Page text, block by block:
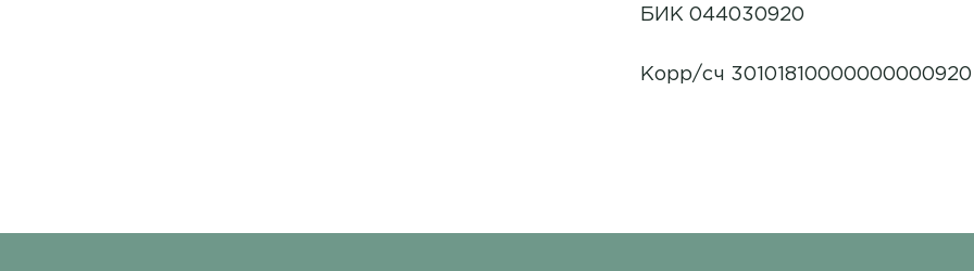
БИК 044030920
Корр/сч 30101810000000000920